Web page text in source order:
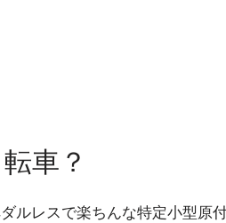
車？
ダルレスで楽ちんな特定小型原